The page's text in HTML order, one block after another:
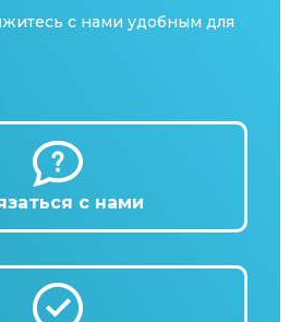
с нами удобным для
с нами